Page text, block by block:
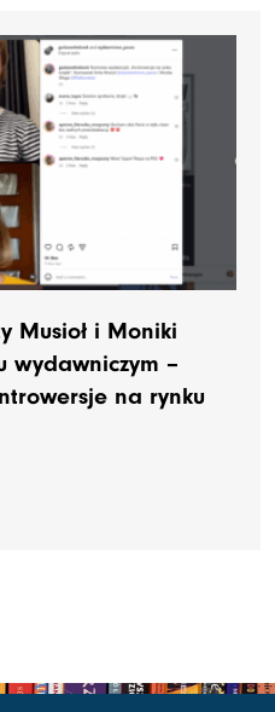
Musioł i Moniki
wydawniczym –
na rynku